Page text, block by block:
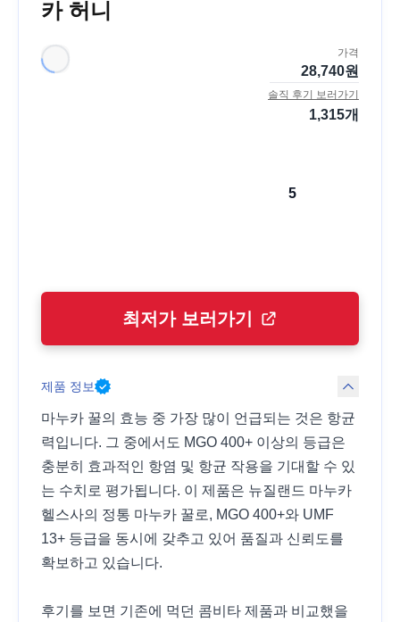
카 허니
가격
28,740원
솔직 후기 보러가기
1,315개
5
최저가 보러가기
제품 정보
마누카 꿀의 효능 중 가장 많이 언급되는 것은 항균
력입니다. 그 중에서도 MGO 400+ 이상의 등급은
충분히 효과적인 항염 및 항균 작용을 기대할 수 있
는 수치로 평가됩니다. 이 제품은 뉴질랜드 마누카
헬스사의 정통 마누카 꿀로, MGO 400+와 UMF
13+ 등급을 동시에 갖추고 있어 품질과 신뢰도를
확보하고 있습니다.
후기를 보면 기존에 먹던 콤비타 제품과 비교했을